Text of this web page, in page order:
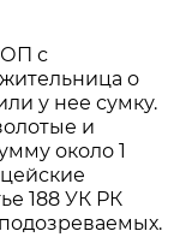
с
о
у нее сумку.
и
около 1
188 УК РК